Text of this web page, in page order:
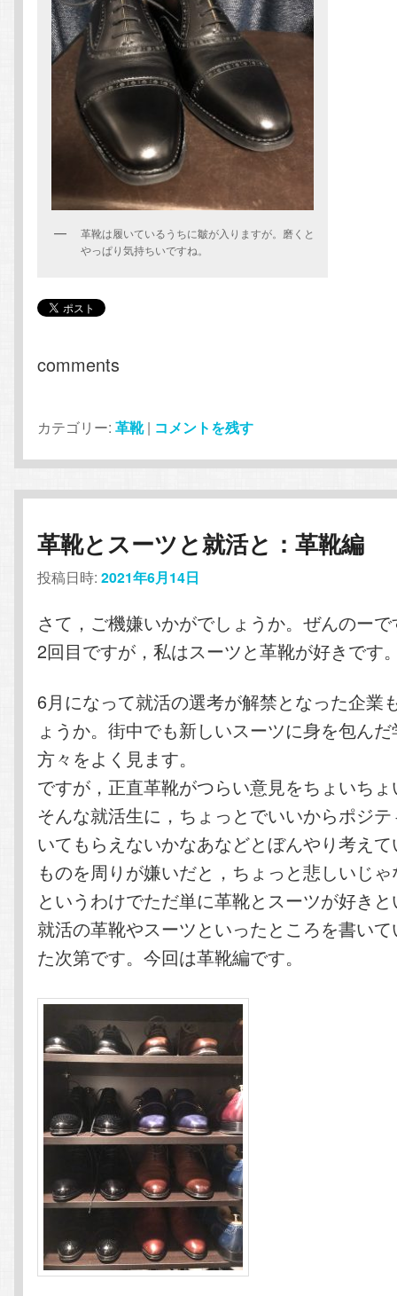
革靴は履いているうちに皺が入りますが。磨くと
やっぱり気持ちいですね。
comments
カテゴリー: 革靴 | コメントを残す
革靴とスーツと就活と：革靴編
投稿日時:2021年6月14日
さて，ご機嫌いかがでしょうか。ぜんのー
2回目ですが，私はスーツと革靴が好きです
6月になって就活の選考が解禁となった企業
ょうか。街中でも新しいスーツに身を包ん
方々をよく見ます。
ですが，正直革靴がつらい意見をちょいち
そんな就活生に，ちょっとでいいからポジ
いてもらえないかなあなどとぼんやり考え
ものを周りが嫌いだと，ちょっと悲しいじ
というわけでただ単に革靴とスーツが好き
就活の革靴やスーツといったところを書い
た次第です。今回は革靴編です。